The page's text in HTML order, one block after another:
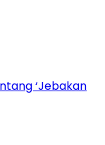
‘Jebakan